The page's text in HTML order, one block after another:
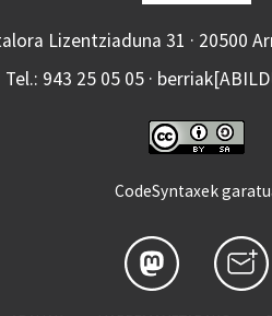
Lizentziaduna 31 · 20500
Tel.: 943 25 05 05 ·
CodeSyntaxek